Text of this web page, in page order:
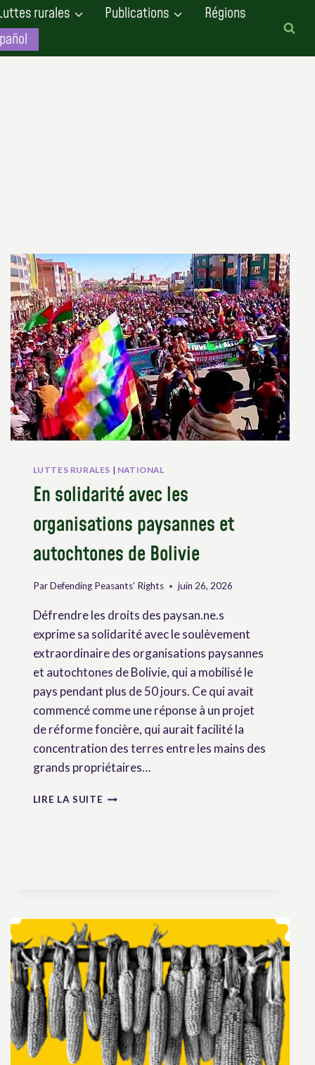
rurales Publications
Régions
LUTTES RURALES | NATIONAL
En solidarité avec les
organisations paysannes et
autochtones de Bolivie
Par Defending Peasants' Rights juin 26, 2026
Défrendre les droits des paysan.ne.s
exprime sa solidarité avec le soulèvement
extraordinaire des organisations paysannes
et autochtones de Bolivie, qui a mobilisé le
pays pendant plus de 50 jours. Ce qui avait
commencé comme une réponse à un projet
de réforme foncière, qui aurait facilité la
concentration des terres entre les mains des
grands propriétaires…
LIRE LA SUITE EN